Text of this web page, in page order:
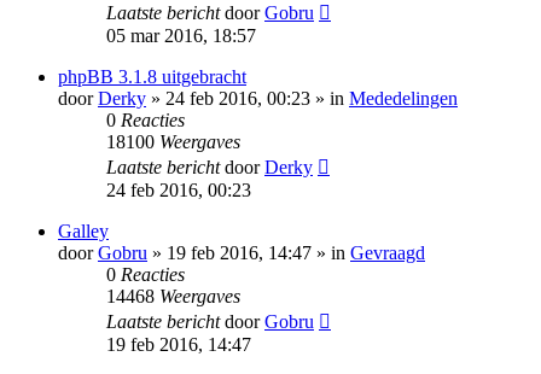
Laatste berichtdoorGobru
05 mar 2016, 18:57
phpBB 3.1.8 uitgebracht
doorDerky » 24 feb 2016, 00:23 » in Mededelingen
0 Reacties
18100 Weergaves
Laatste berichtdoorDerky
24 feb 2016, 00:23
Galley
doorGobru » 19 feb 2016, 14:47 » in Gevraagd
0 Reacties
14468 Weergaves
Laatste berichtdoorGobru
19 feb 2016, 14:47